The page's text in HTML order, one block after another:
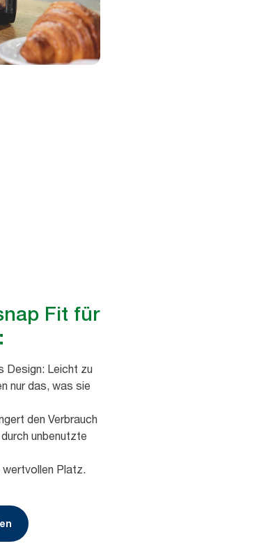
Fit für
Design: Leicht zu
nur das, was sie
den Verbrauch
unbenutzte
Platz.